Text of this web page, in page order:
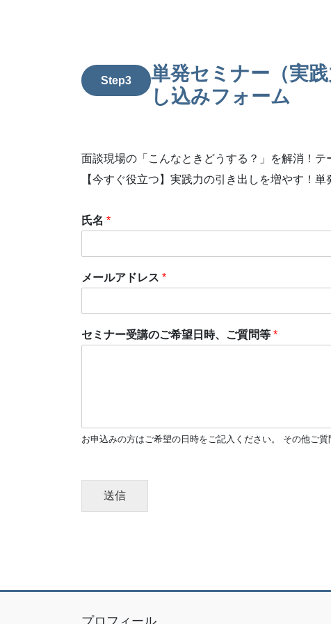
Step3
単発セミナー（実
し込みフォーム
面談現場の「こんなときどうする？」を解消！テ
【今すぐ役立つ】実践力の引き出しを増やす！
氏名 *
メールアドレス *
セミナー受講のご希望日時、ご質問等 *
お申込みの方はご希望の日時をご記入ください。 その他ご質
送信
プロフィール